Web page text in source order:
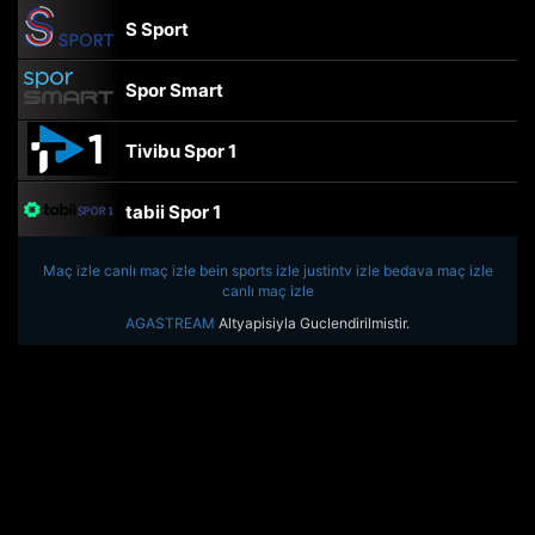
S Sport
Spor Smart
Tivibu Spor 1
tabii Spor 1
TRT Spor
beIN Sports Haber
Maç izle canlı maç izle bein sports izle justintv izle bedava maç izle
canlı maç izle
AGASTREAM Altyapisiyla Guclendirilmistir.